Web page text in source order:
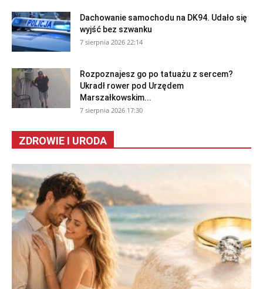
Dachowanie samochodu na DK94. Udało się
wyjść bez szwanku
7 sierpnia 2026 22:14
Rozpoznajesz go po tatuażu z sercem?
Ukradł rower pod Urzędem
Marszałkowskim...
7 sierpnia 2026 17:30
ZDROWIE I URODA